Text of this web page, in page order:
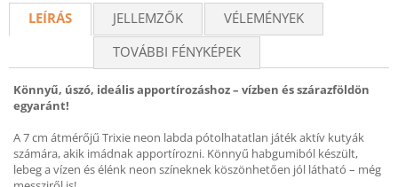
LEÍRÁS JELLEMZŐK
VÉLEMÉNYEK
TOVÁBBI FÉNYKÉPEK
Könnyű, úszó, ideális apportírozáshoz – vízben és szárazföldön
egyaránt!
A 7 cm átmérőjű Trixie neon labda pótolhatatlan játék aktív kutyák
számára, akik imádnak apportírozni. Könnyű habgumiból készült,
lebeg a vízen és élénk neon színeknek köszönhetően jól látható – még